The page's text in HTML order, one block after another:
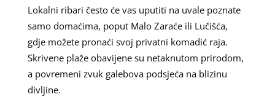
Lokalni ribari često će vas uputiti na uvale poznate
samo domaćima, poput Malo Zaraće ili Lučišća,
gdje možete pronaći svoj privatni komadić raja.
Skrivene plaže obavijene su netaknutom prirodom,
a povremeni zvuk galebova podsjeća na blizinu
divljine.